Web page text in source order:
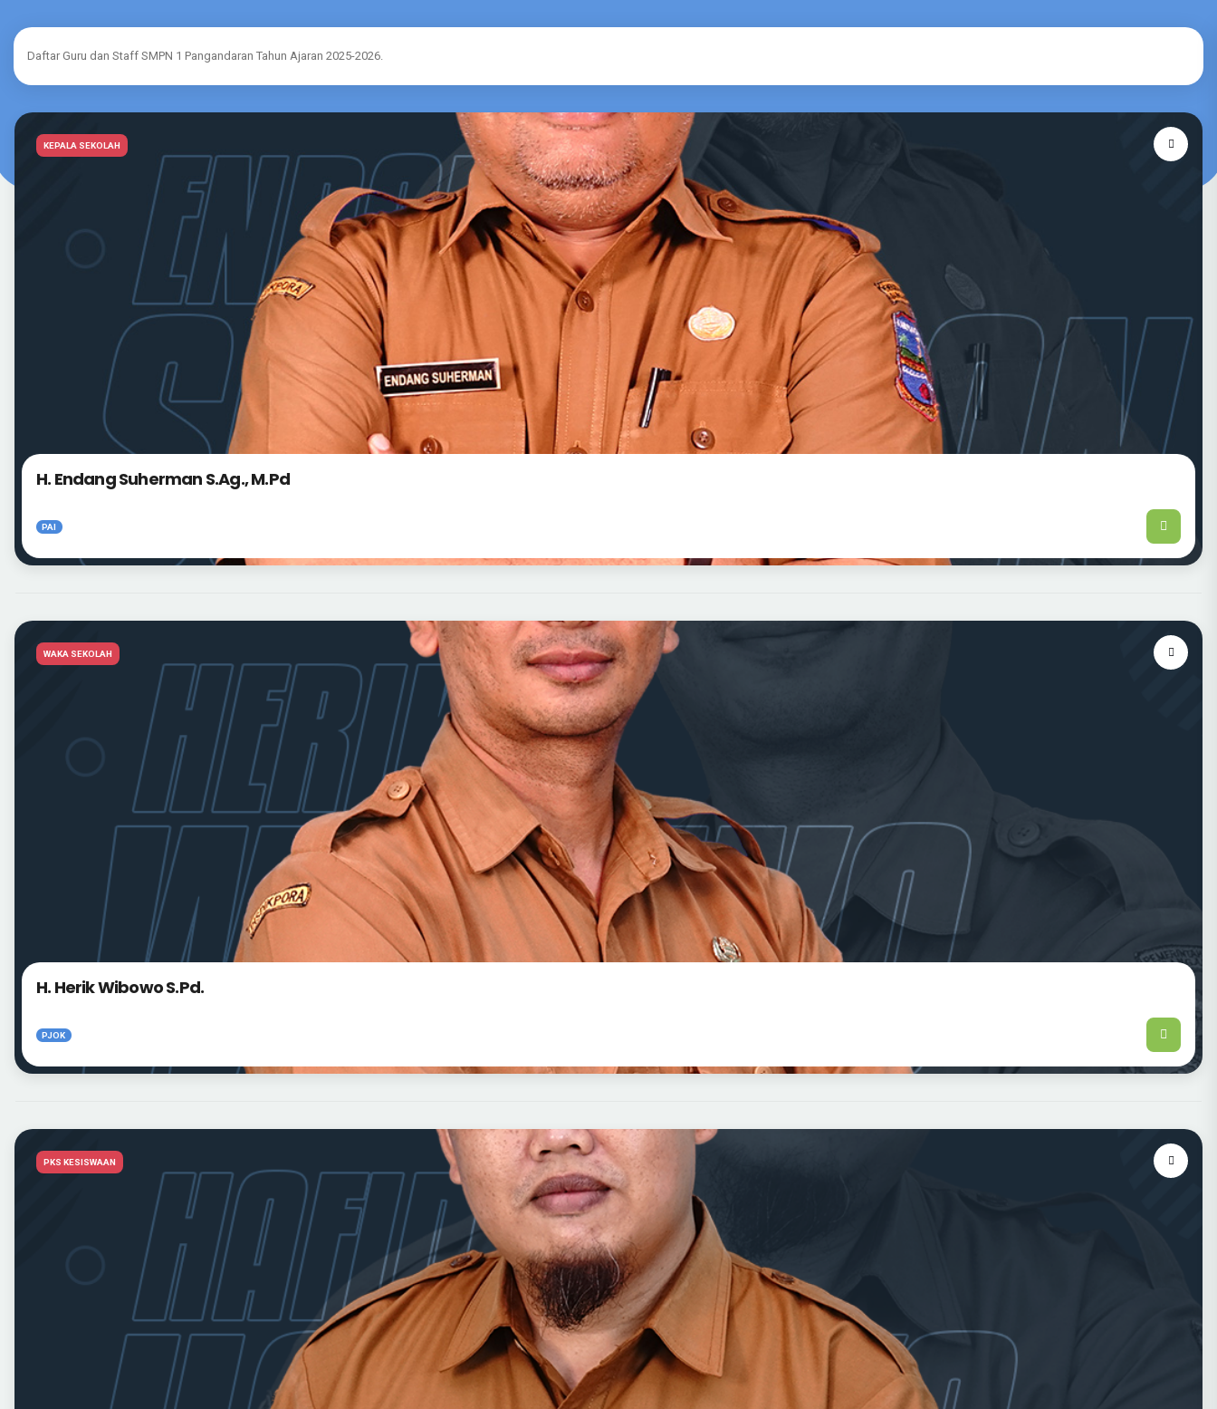
Daftar Guru dan Staff SMPN 1 Pangandaran Tahun Ajaran 2025-2026.
KEPALA SEKOLAH
H. Endang Suherman S.Ag., M.Pd
PAI
WAKA SEKOLAH
H. Herik Wibowo S.Pd.
PJOK
PKS KESISWAAN